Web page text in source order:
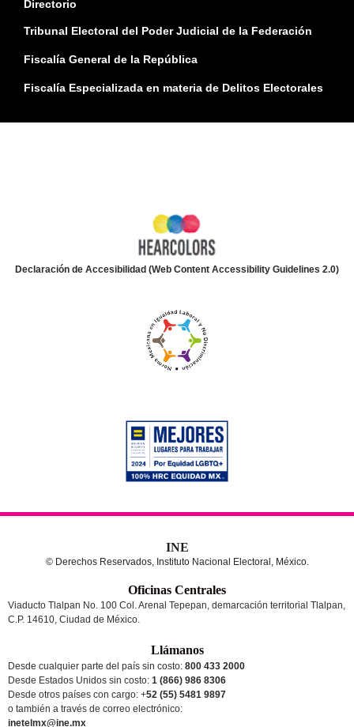
Directorio
Tribunal Electoral del Poder Judicial de la Federación
Fiscalía General de la República
Fiscalía Especializada en materia de Delitos Electorales
Declaración de Accesibilidad (Web Content Accessibility Guidelines 2.0)
INE
© Derechos Reservados, Instituto Nacional Electoral, México.
Oficinas Centrales
Viaducto Tlalpan No. 100 Col. Arenal Tepepan, demarcación territorial Tlalpan,
C.P. 14610, Ciudad de México.
Llámanos
Desde cualquier parte del país sin costo: 800 433 2000
Desde Estados Unidos sin costo: 1 (866) 986 8306
Desde otros países con cargo: +52 (55) 5481 9897
o también a través de correo electrónico:
inetelmx@ine.mx